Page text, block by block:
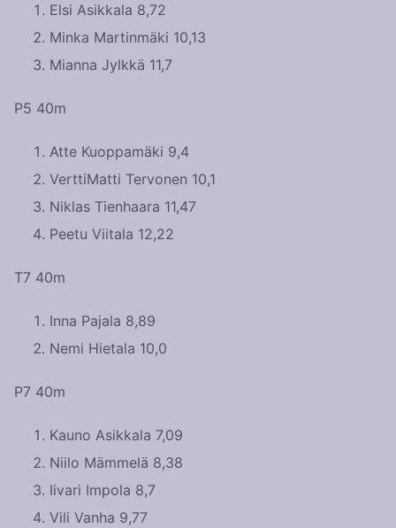
Elsi Asikkala 8,72
Minka Martinmäki 10,13
Mianna Jylkkä 11,7
P5 40m
Atte Kuoppamäki 9,4
VerttiMatti Tervonen 10,1
Niklas Tienhaara 11,47
Peetu Viitala 12,22
T7 40m
Inna Pajala 8,89
Nemi Hietala 10,0
P7 40m
Kauno Asikkala 7,09
Niilo Mämmelä 8,38
Iivari Impola 8,7
Vili Vanha 9,77